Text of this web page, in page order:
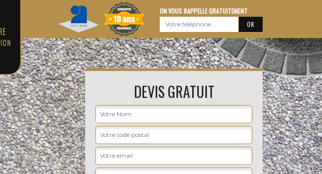
ON VOUS RAPPELLE GRATUITEMENT
DEVIS GRATUIT